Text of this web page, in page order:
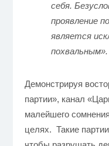
себя.
проявление
является
похвальным».
Демонстрируя
партии», канал
малейшего
целях. Такие